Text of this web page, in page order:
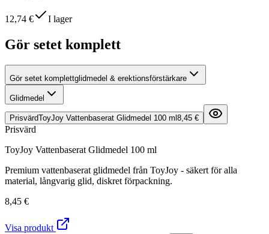
12,74 € I lager
Gör setet komplett
Gör setet komplettglidmedel & erektionsförstärkare
Glidmedel
PrisvärdToyJoy Vattenbaserat Glidmedel 100 ml 8,45 €
Prisvärd
ToyJoy Vattenbaserat Glidmedel 100 ml
Premium vattenbaserat glidmedel från ToyJoy - säkert för alla
material, långvarig glid, diskret förpackning.
8,45 €
Visa produkt